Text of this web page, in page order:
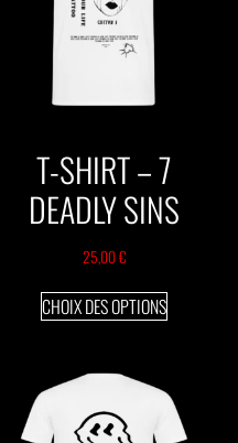
T-SHIRT – 7
DEADLY SINS
25,00€
CHOIX DES OPTIONS